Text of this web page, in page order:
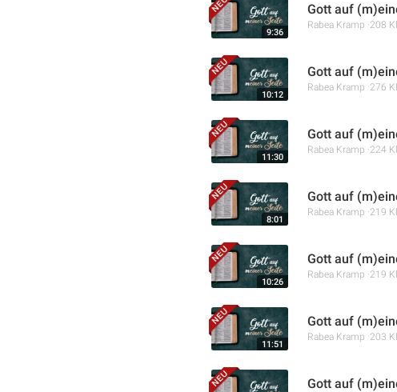
9:36
Gott auf
Rabea Kramp 208
10:12
Gott auf
Rabea Kramp 276
11:30
Gott auf
Rabea Kramp 224
8:01
Gott auf
Rabea Kramp 219
10:26
Gott auf
Rabea Kramp 219
11:51
Gott auf
Rabea Kramp 203
Gott auf